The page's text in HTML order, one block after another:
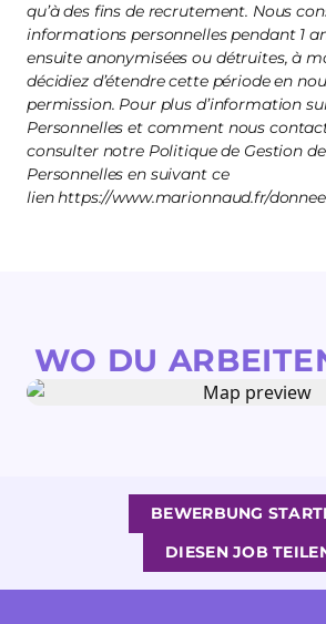
qu’à des fins de recrutement. Nous
informations personnelles pendant 1
ensuite anonymisées ou détruites, à
décidiez d’étendre cette période en
permission. Pour plus d’information
Personnelles et comment nous
consulter notre Politique de Gestion
Personnelles en suivant ce
lien https://www.marionnaud.fr/
WO DU
BEWERBUNG
DIESEN JOB